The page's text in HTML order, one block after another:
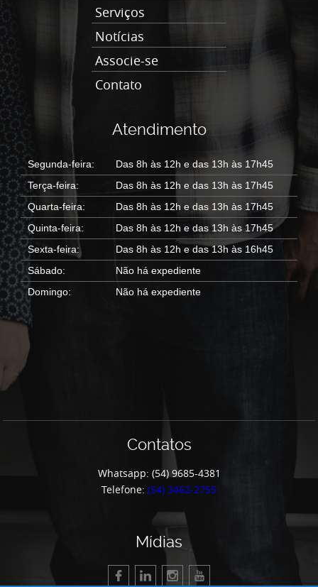
Serviços
Notícias
Associe-se
Contato
Atendimento
Segunda-feira:
Das 8h às 12h e das 13h às 17h45
Terça-feira:
Das 8h às 12h e das 13h às 17h45
Quarta-feira:
Das 8h às 12h e das 13h às 17h45
Quinta-feira:
Das 8h às 12h e das 13h às 17h45
Sexta-feira:
Das 8h às 12h e das 13h às 16h45
Sábado:
Não há expediente
Domingo:
Não há expediente
Contatos
Whatsapp: (54) 9685-4381
Telefone: (54) 3462-2755
Mídias